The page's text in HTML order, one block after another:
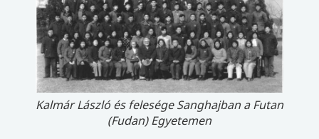
Kalmár László és felesége Sanghajban a Futan
(Fudan) Egyetemen